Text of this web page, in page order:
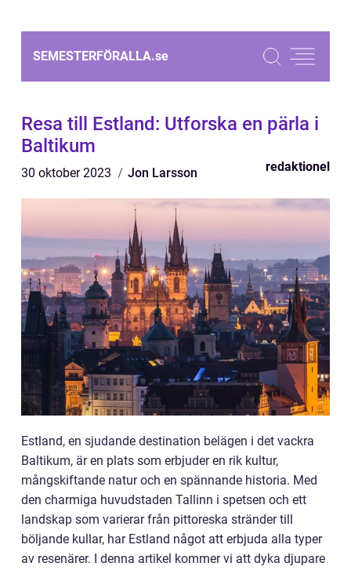
SEMESTERFÖRALLA.se
Resa till Estland: Utforska en pärla i
Baltikum
30 oktober 2023 Jon Larsson redaktionel
Estland, en sjudande destination belägen i det vackra
Baltikum, är en plats som erbjuder en rik kultur,
mångskiftande natur och en spännande historia. Med
den charmiga huvudstaden Tallinn i spetsen och ett
landskap som varierar från pittoreska stränder till
böljande kullar, har Estland något att erbjuda alla typer
av resenärer. I denna artikel kommer vi att dyka djupare